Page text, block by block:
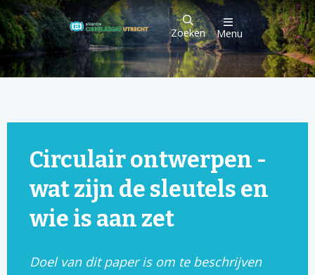
Zoeken Menu
Circulair ontwerpen -
wat zijn de sleutels en
wie is aan zet
Doel van dit paper is om te beschrijven